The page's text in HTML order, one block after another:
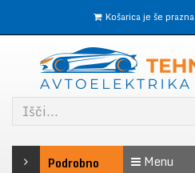
Košarica je še prazna
Podrobno Menu